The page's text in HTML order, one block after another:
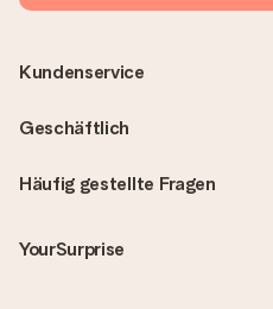
Häufig gestellte Fragen
YourSurprise
Kundenservice
Geschäftlich